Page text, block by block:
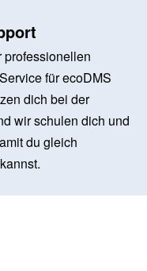
professionellen
für ecoDMS
dich bei der
wir schulen dich und
du gleich